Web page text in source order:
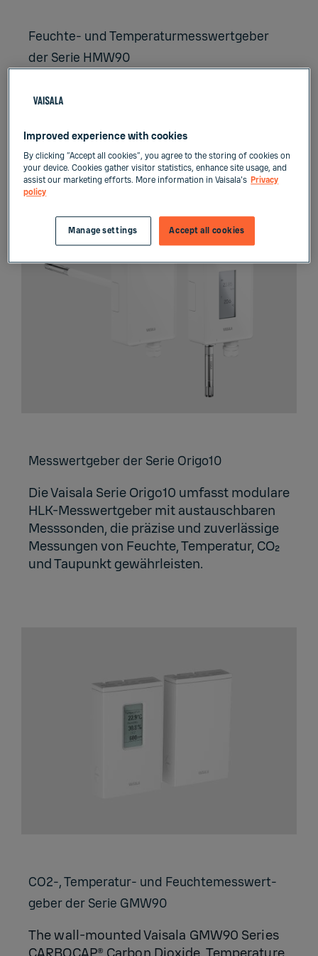
Feuch­te- und Tem­pe­ra­tur­mess­wert­ge­ber
der Serie HMW90
Museen und Archive, Produktions- und
Labors und Testumgebungen.
Mess­wert­ge­ber der Serie Ori­go10
Die Vaisala Serie Origo10 umfasst modulare
HLK-Messwertgeber mit austauschbaren
Messsonden, die präzise und zuverlässige
Messungen von Feuchte, Temperatur, CO₂
und Taupunkt gewährleisten.
CO2-, Tem­pe­ra­tur- und Feuch­te­mess­wert­
ge­ber der Serie GMW90
The wall-mounted Vaisala GMW90 Series
Improved experience with cookies
By clicking “Accept all cookies”, you agree to the storing of cookies on
your device. Cookies gather visitor statistics, enhance site usage, and
assist our marketing efforts. More information in Vaisala's Privacy
policy
Accept all cookies
Manage settings